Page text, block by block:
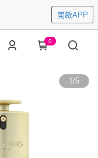
開啟APP
0
1/5